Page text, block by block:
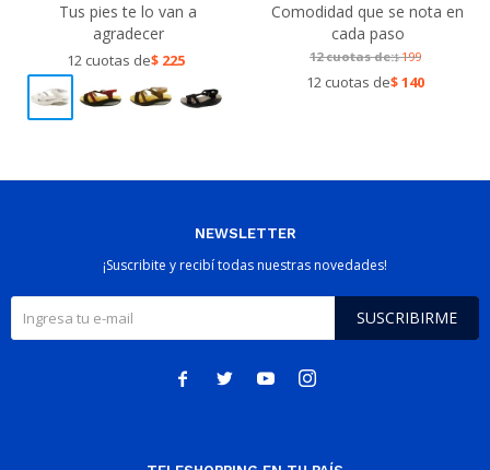
Tus pies te lo van a
agradecer
12 cuotas de$ 225
Comodidad que se nota en
cada paso
12 cuotas de:$199
12 cuotas de$140
NEWSLETTER
¡Suscribite y recibí todas nuestras novedades!
SUSCRIBIRME
   